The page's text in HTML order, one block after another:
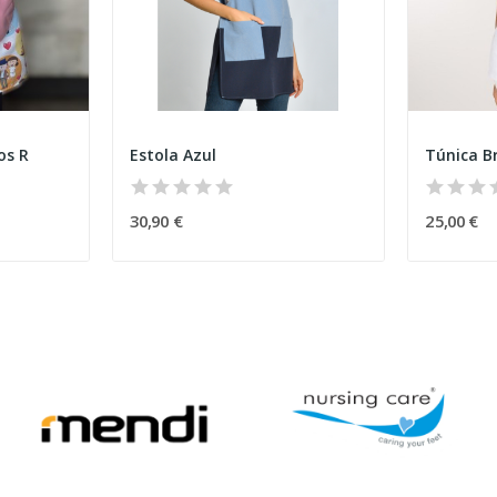
R Estola Azul
30,90 €
Túnica
25,00 €